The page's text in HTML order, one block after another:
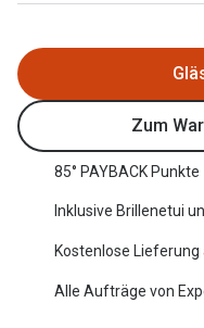
Trends
Nuance Audio Brille
Ray-Ban Meta
Oakley Meta
Brillentrends 2026
Zum
85° PAYBACK Punkte
Inklusive Brillenetui
Kostenlose Lieferung
Alle Aufträge von